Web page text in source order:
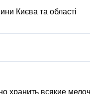
віддав
агресії
Києва та області
хранить всякие